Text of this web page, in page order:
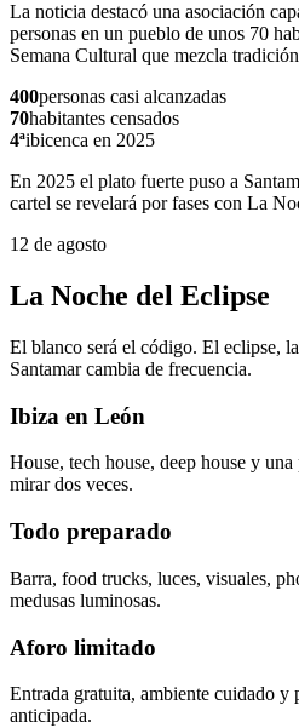
La noticia destacó una asociación
personas en un pueblo de unos 70
Semana Cultural que mezcla
400personas casi alcanzadas
70habitantes censados
4ªibicenca en 2025
En 2025 el plato fuerte puso a
cartel se revelará por fases con La
12 de agosto
La Noche del Eclipse
El blanco será el código. El eclipse,
Santamar cambia de frecuencia.
Ibiza en León
House, tech house, deep house y una
mirar dos veces.
Todo preparado
Barra, food trucks, luces, visuales,
medusas luminosas.
Aforo limitado
Entrada gratuita, ambiente cuidado y
anticipada.